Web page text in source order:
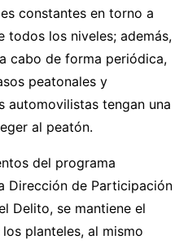
constantes en torno a
todos los niveles; además,
cabo de forma periódica,
peatonales y
automovilistas tengan una
al peatón.
del programa
Dirección de Participación
Delito, se mantiene el
planteles, al mismo